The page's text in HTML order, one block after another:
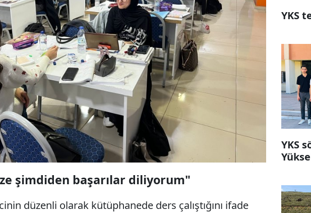
şimdiden başarılar diliyorum"
düzenli olarak kütüphanede ders çalıştığını ifade
YKS
YKS